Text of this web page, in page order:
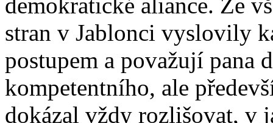
stran v Jablonci vyslovily
postupem a považují pana
kompetentního, ale
dokázal vždy rozlišovat, v